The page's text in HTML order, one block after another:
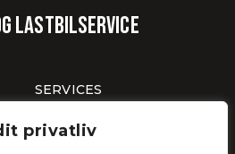
privatliv
lastbilservice
SERVICES